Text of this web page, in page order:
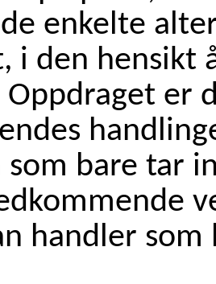
enkelte
i den hensikt
er
som bare tar
handler som